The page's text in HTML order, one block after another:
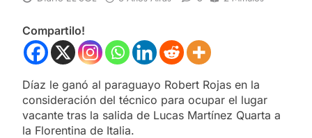
Compartilo!
Díaz le ganó al paraguayo Robert Rojas en la
consideración del técnico para ocupar el lugar
vacante tras la salida de Lucas Martínez Quarta a
la Florentina de Italia.